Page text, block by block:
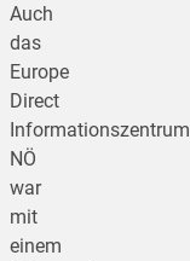
Auch
das
Europe
Direct
Informationszentrum
NÖ
war
mit
einem